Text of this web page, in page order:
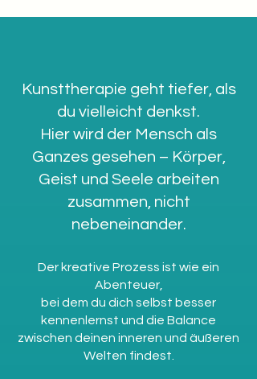
Kunsttherapie geht tiefer, als
du vielleicht denkst.
Hier wird der Mensch als
Ganzes gesehen – Körper,
Geist und Seele arbeiten
zusammen, nicht
nebeneinander.
Der kreative Prozess ist wie ein
Abenteuer,
bei dem du dich selbst besser
kennenlernst und die Balance
zwischen deinen inneren und äußeren
Welten findest.